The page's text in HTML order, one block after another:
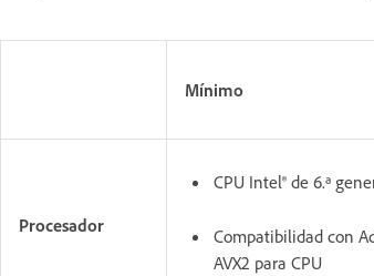
Mínimo
Procesador
CPU Intel® de 6.ª
Compatibilidad con
AVX2 para CPU